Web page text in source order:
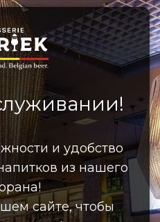
и удобство
из нашего
сайте, чтобы